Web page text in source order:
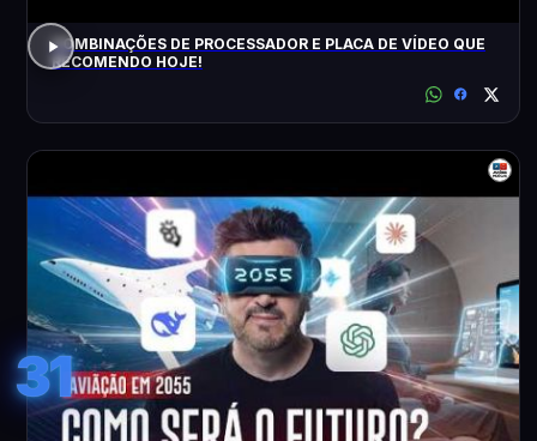
COMBINAÇÕES DE PROCESSADOR E PLACA DE VÍDEO QUE
RECOMENDO HOJE!
31